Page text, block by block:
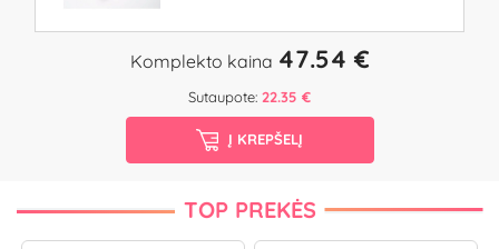
Komplekto kaina 47.54 €
Sutaupote: 22.35 €
Į KREPŠELĮ
TOP PREKĖS